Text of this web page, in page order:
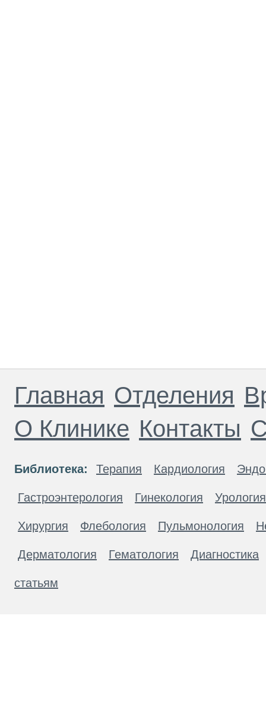
Главная Отделения
О Клинике Контакты
Библиотека: Терапия Кардиология
Гастроэнтерология Гинекология Урология
Хирургия Флебология Пульмонология
Дерматология Гематология Диагностика
статьям